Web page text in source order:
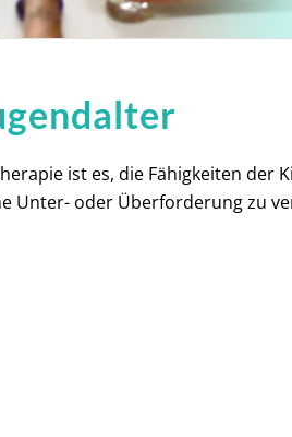
ist es, die Fähigkeiten der
Unter- oder Überforderung zu